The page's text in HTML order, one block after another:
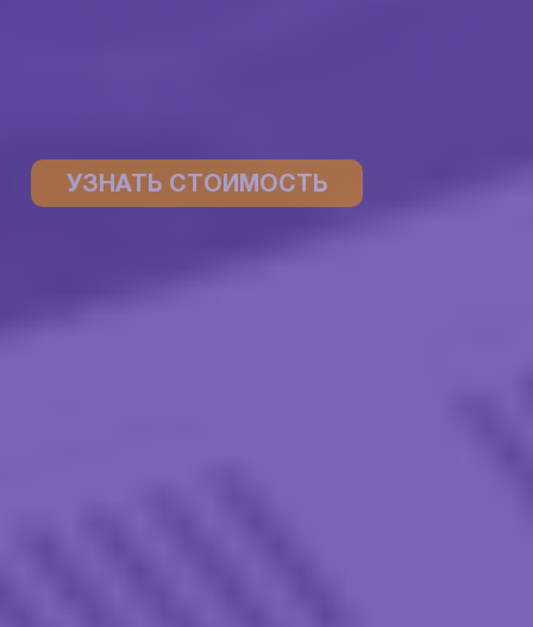
УЗНАТЬ СТОИМОСТЬ